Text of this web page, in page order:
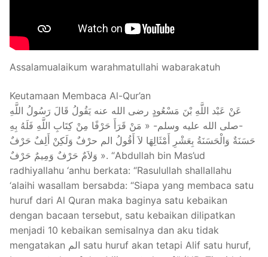
Assalamualaikum warahmatullahi wabarakatuh
Keutamaan Membaca Al-Qur’an
عَنْ عَبْد اللَّهِ بْنَ مَسْعُودٍ رضى الله عنه يَقُولُ قَالَ رَسُولُ اللَّهِ
-صلى الله عليه وسلم- « مَنْ قَرَأَ حَرْفًا مِنْ كِتَابِ اللَّهِ فَلَهُ بِهِ
حَسَنَةٌ وَالْحَسَنَةُ بِعَشْرِ أَمْثَالِهَا لاَ أَقُولُ الم حرْفٌ وَلَكِنْ أَلِفٌ حَرْفٌ
وَلاَمٌ حَرْفٌ وَمِيمٌ حَرْفٌ ». “Abdullah bin Mas’ud
radhiyallahu ‘anhu berkata: “Rasulullah shallallahu
‘alaihi wasallam bersabda: “Siapa yang membaca satu
huruf dari Al Quran maka baginya satu kebaikan
dengan bacaan tersebut, satu kebaikan dilipatkan
menjadi 10 kebaikan semisalnya dan aku tidak
mengatakan الم satu huruf akan tetapi Alif satu huruf,